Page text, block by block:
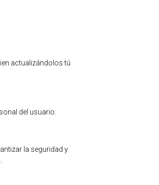
actualizándolos tú
del usuario.
la seguridad y